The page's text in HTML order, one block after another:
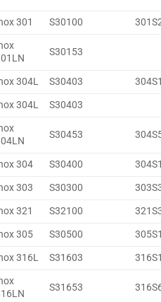
301 S30100
S30153
304L S30403
304L S30403
S30453
304 S30400
303 S30300
321 S32100
305 S30500
316L S31603
S31653